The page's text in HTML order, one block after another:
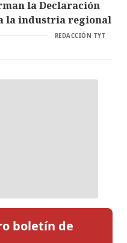
la Declaración
la industria regional
REDACCIÓN TYT
boletín de